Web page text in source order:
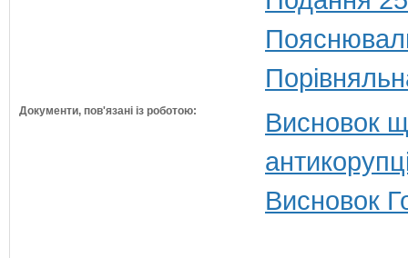
Документи, пов'язані із роботою:
Висновок
Висновок